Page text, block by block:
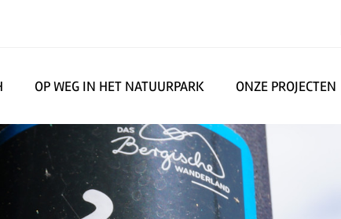
OP WEG IN HET NATUURPARK ONZE PROJECTEN